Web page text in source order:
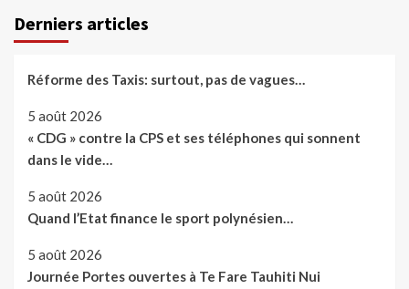
Derniers articles
Réforme des Taxis: surtout, pas de vagues…
5 août 2026
« CDG » contre la CPS et ses téléphones qui sonnent
dans le vide…
5 août 2026
Quand l’Etat finance le sport polynésien…
5 août 2026
Journée Portes ouvertes à Te Fare Tauhiti Nui